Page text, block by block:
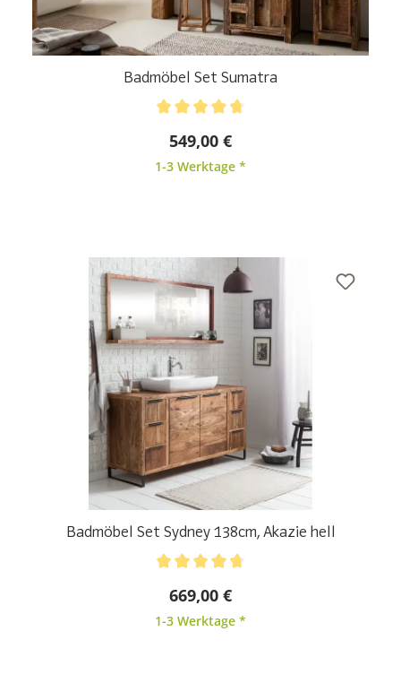
Badmöbel Set Sumatra
549,00 €
1-3 Werktage *
Badmöbel Set Sydney 138cm, Akazie hell
669,00 €
1-3 Werktage *